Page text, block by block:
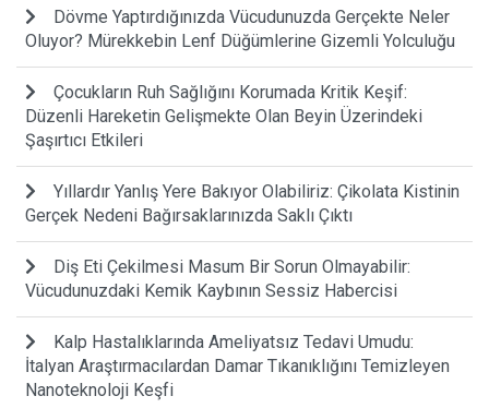
Dövme Yaptırdığınızda Vücudunuzda Gerçekte Neler
Oluyor? Mürekkebin Lenf Düğümlerine Gizemli Yolculuğu
Çocukların Ruh Sağlığını Korumada Kritik Keşif:
Düzenli Hareketin Gelişmekte Olan Beyin Üzerindeki
Şaşırtıcı Etkileri
Yıllardır Yanlış Yere Bakıyor Olabiliriz: Çikolata Kistinin
Gerçek Nedeni Bağırsaklarınızda Saklı Çıktı
Diş Eti Çekilmesi Masum Bir Sorun Olmayabilir:
Vücudunuzdaki Kemik Kaybının Sessiz Habercisi
Kalp Hastalıklarında Ameliyatsız Tedavi Umudu:
İtalyan Araştırmacılardan Damar Tıkanıklığını Temizleyen
Nanoteknoloji Keşfi